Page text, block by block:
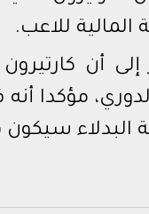
المالية للاعب.
إلى أن
مؤكدا
البدلاء سيكون